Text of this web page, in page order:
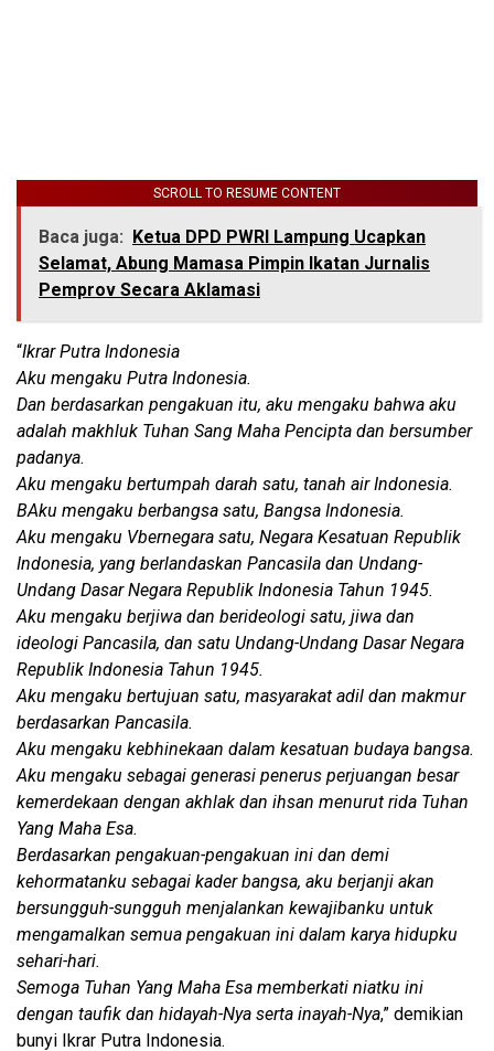
SCROLL TO RESUME CONTENT
Baca juga:
Ketua DPD PWRI Lampung Ucapkan
Selamat, Abung Mamasa Pimpin Ikatan Jurnalis
Pemprov Secara Aklamasi
“Ikrar Putra Indonesia
Aku mengaku Putra Indonesia.
Dan berdasarkan pengakuan itu, aku mengaku bahwa aku
adalah makhluk Tuhan Sang Maha Pencipta dan bersumber
padanya.
Aku mengaku bertumpah darah satu, tanah air Indonesia.
BAku mengaku berbangsa satu, Bangsa Indonesia.
Aku mengaku Vbernegara satu, Negara Kesatuan Republik
Indonesia, yang berlandaskan Pancasila dan Undang-
Undang Dasar Negara Republik Indonesia Tahun 1945.
Aku mengaku berjiwa dan berideologi satu, jiwa dan
ideologi Pancasila, dan satu Undang-Undang Dasar Negara
Republik Indonesia Tahun 1945.
Aku mengaku bertujuan satu, masyarakat adil dan makmur
berdasarkan Pancasila.
Aku mengaku kebhinekaan dalam kesatuan budaya bangsa.
Aku mengaku sebagai generasi penerus perjuangan besar
kemerdekaan dengan akhlak dan ihsan menurut rida Tuhan
Yang Maha Esa.
Berdasarkan pengakuan-pengakuan ini dan demi
kehormatanku sebagai kader bangsa, aku berjanji akan
bersungguh-sungguh menjalankan kewajibanku untuk
mengamalkan semua pengakuan ini dalam karya hidupku
sehari-hari.
Semoga Tuhan Yang Maha Esa memberkati niatku ini
dengan taufik dan hidayah-Nya serta inayah-Nya,” demikian
bunyi Ikrar Putra Indonesia.